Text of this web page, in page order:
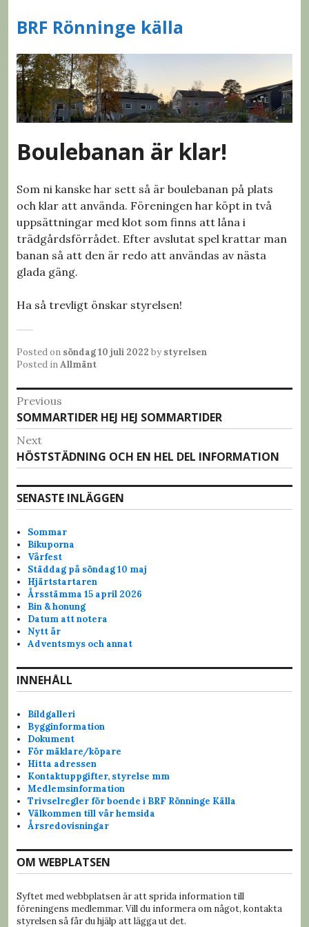
k
p
t
o
c
o
n
t
n
t
BRF Rönninge källa
Boulebanan är klar!
Som ni kanske har sett så är boulebanan på plats
och klar att använda. Föreningen har köpt in två
uppsättningar med klot som finns att låna i
trädgårdsförrådet. Efter avslutat spel krattar man
banan så att den är redo att användas av nästa
glada gäng.
Ha så trevligt önskar styrelsen!
Posted on söndag 10 juli 2022 by styrelsen
Posted inAllmänt
I
n
l
ä
g
g
s
n
a
v
i
g
e
r
i
n
g
Previous
P
r
e
v
i
o
s
p
o
s
t
:
SOMMARTIDER HEJ HEJ SOMMARTIDER
Next
N
x
t
s
t
HÖSTSTÄDNING OCH EN HEL DEL INFORMATION
SENASTE INLÄGGEN
Sommar
Bikuporna
Vårfest
Städdag på söndag 10 maj
Hjärtstartaren
Årsstämma 15 april 2026
Bin & honung
Datum att notera
Nytt år
Adventsmys och annat
INNEHÅLL
Bildgalleri
Bygginformation
Dokument
För mäklare/köpare
Hitta adressen
Kontaktuppgifter, styrelse mm
Medlemsinformation
Trivselregler för boende i BRF Rönninge Källa
Välkommen till vår hemsida
Årsredovisningar
OM WEBPLATSEN
Syftet med webbplatsen är att sprida information till
föreningens medlemmar. Vill du informera om något, kontakta
styrelsen så får du hjälp att lägga ut det.